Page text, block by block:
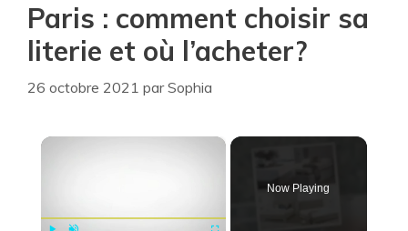
Paris : comment choisir sa
literie et où l’acheter?
26 octobre 2021 parSophia
×
Now Playing